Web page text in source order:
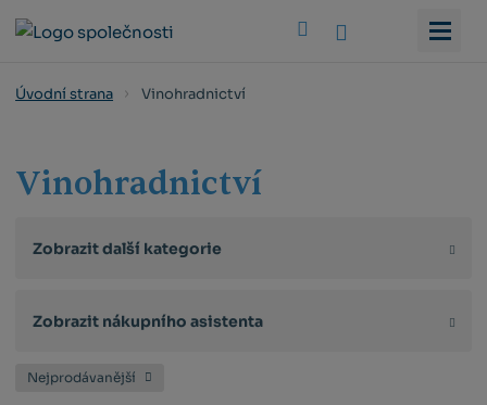
Úvodní strana Vinohradnictví
Vinohradnictví
Zobrazit další kategorie
Zobrazit nákupního asistenta
Nejprodávanější